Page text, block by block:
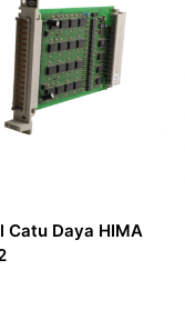
Catu Daya HIMA